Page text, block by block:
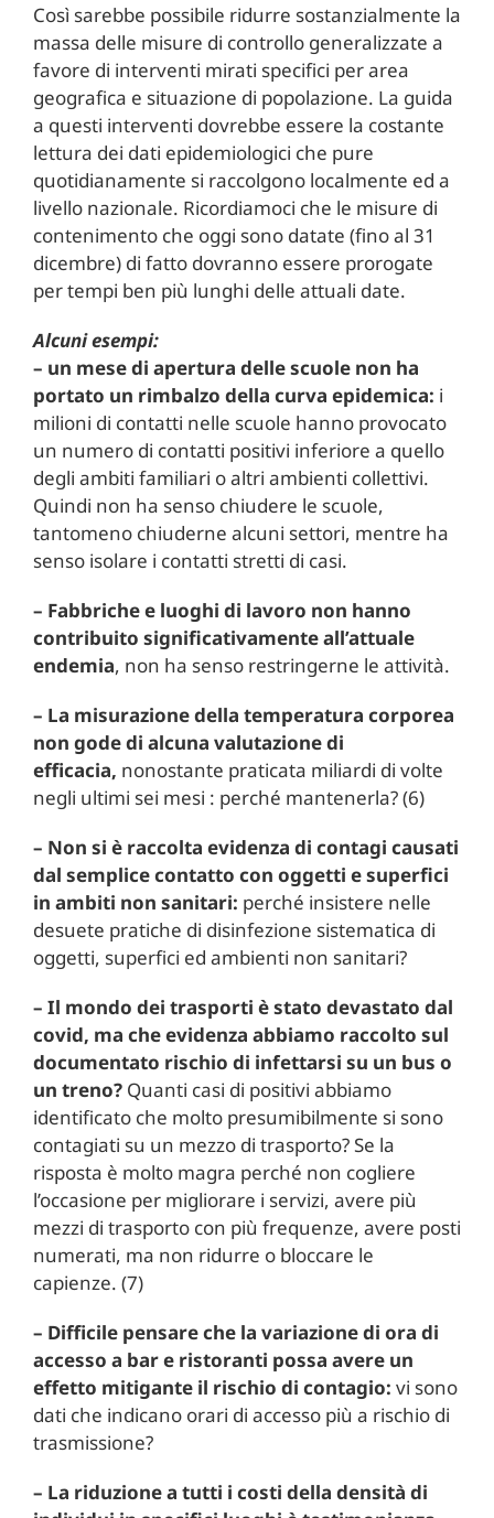
Così sarebbe possibile ridurre sostanzialmente la
massa delle misure di controllo generalizzate a
favore di interventi mirati specifici per area
geografica e situazione di popolazione. La guida
a questi interventi dovrebbe essere la costante
lettura dei dati epidemiologici che pure
quotidianamente si raccolgono localmente ed a
livello nazionale. Ricordiamoci che le misure di
contenimento che oggi sono datate (fino al 31
dicembre) di fatto dovranno essere prorogate
per tempi ben più lunghi delle attuali date.
Alcuni esempi:
– un mese di apertura delle scuole non ha
portato un rimbalzo della curva epidemica: i
milioni di contatti nelle scuole hanno provocato
un numero di contatti positivi inferiore a quello
degli ambiti familiari o altri ambienti collettivi.
Quindi non ha senso chiudere le scuole,
tantomeno chiuderne alcuni settori, mentre ha
senso isolare i contatti stretti di casi.
– Fabbriche e luoghi di lavoro non hanno
contribuito significativamente all’attuale
endemia, non ha senso restringerne le attività.
– La misurazione della temperatura corporea
non gode di alcuna valutazione di
efficacia, nonostante praticata miliardi di volte
negli ultimi sei mesi : perché mantenerla? (6)
– Non si è raccolta evidenza di contagi causati
dal semplice contatto con oggetti e superfici
in ambiti non sanitari: perché insistere nelle
desuete pratiche di disinfezione sistematica di
oggetti, superfici ed ambienti non sanitari?
– Il mondo dei trasporti è stato devastato dal
covid, ma che evidenza abbiamo raccolto sul
documentato rischio di infettarsi su un bus o
un treno?Quanti casi di positivi abbiamo
identificato che molto presumibilmente si sono
contagiati su un mezzo di trasporto? Se la
risposta è molto magra perché non cogliere
l’occasione per migliorare i servizi, avere più
mezzi di trasporto con più frequenze, avere posti
numerati, ma non ridurre o bloccare le
capienze. (7)
– Difficile pensare che la variazione di ora di
accesso a bar e ristoranti possa avere un
effetto mitigante il rischio di contagio: vi sono
dati che indicano orari di accesso più a rischio di
trasmissione?
– La riduzione a tutti i costi della densità di